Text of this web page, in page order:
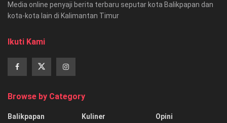
Media online penyaji berita terbaru seputar kota Balikpapan dan
kota-kota lain di Kalimantan Timur
Ikuti Kami
Browse by Category
Balikpapan
Kuliner
Opini